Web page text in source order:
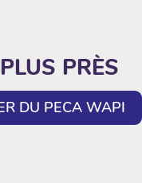
PRÈS
DU PECA WAPI